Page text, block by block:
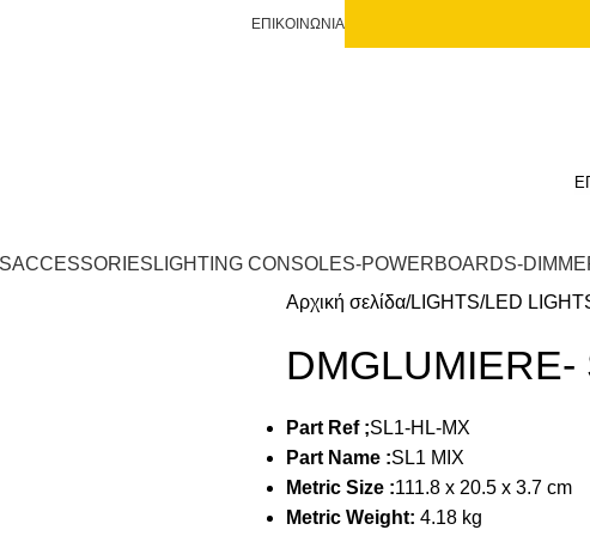
ΕΠΙΚΟΙΝΩΝΙΑ
ACCESSORIES LIGHTING CONSOLES-POWERBOARDS-
Αρχική σελίδα LIGHTS LED
DMGLUMIERE-
Part Ref ;SL1-HL-MX
Part Name :SL1 MIX
Metric Size :111.8 x 20.5 x 3.7 cm
Metric Weight: 4.18 kg